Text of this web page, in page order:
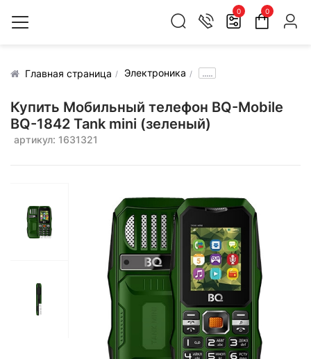
0 0
Главная страница Электроника .....
Купить Мобильный телефон BQ-Mobile
BQ-1842 Tank mini (зеленый)
артикул: 1631321